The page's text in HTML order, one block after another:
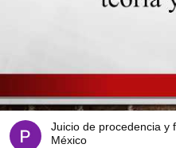
Juicio de procedencia y
México